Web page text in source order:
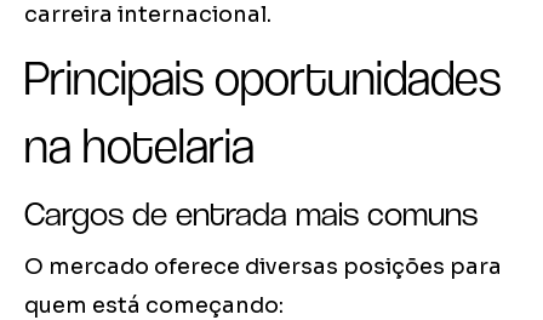
carreira internacional.
Principais oportunidades
na hotelaria
Cargos de entrada mais comuns
O mercado oferece diversas posições para
quem está começando: